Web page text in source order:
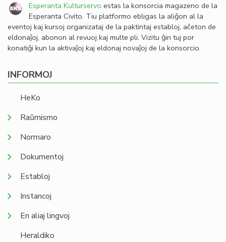
Esperanta Kulturservo estas la konsorcia magazeno de la
Esperanta Civito. Tiu platformo ebligas la aliĝon al la
eventoj kaj kursoj organizataj de la paktintaj establoj, aĉeton de
eldonaĵoj, abonon al revuoj kaj multe pli. Vizitu ĝin tuj por
konatiĝi kun la aktivaĵoj kaj eldonaj novaĵoj de la konsorcio.
INFORMOJ
HeKo
Raŭmismo
Normaro
Dokumentoj
Establoj
Instancoj
En aliaj lingvoj
Heraldiko